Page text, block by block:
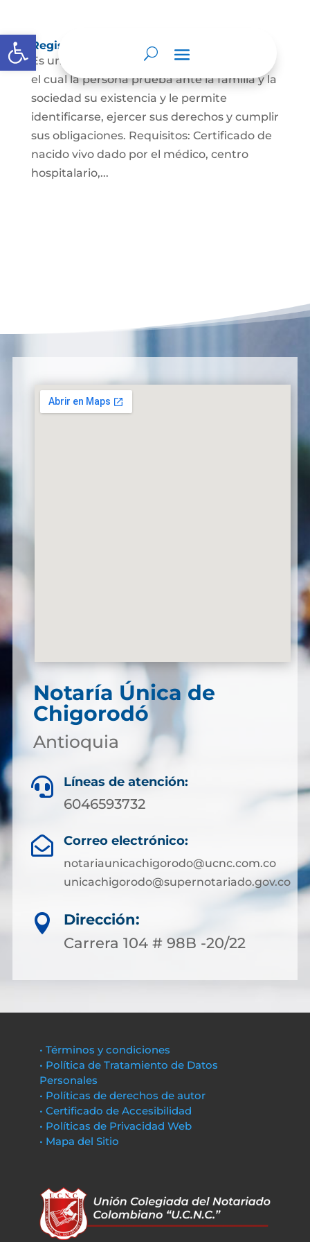
Abrir barra de herramientas
Registro Civil de Nacimiento
Es un documento indispensable mediante
el cual la persona prueba ante la familia y la
sociedad su existencia y le permite
identificarse, ejercer sus derechos y cumplir
sus obligaciones. Requisitos: Certificado de
nacido vivo dado por el médico, centro
hospitalario,...
Notaría Única de
Chigorodó
Antioquia
 Líneas de atención:
6046593732
 Correo electrónico:
notariaunicachigorodo@ucnc.com.co
unicachigorodo@supernotariado.gov.co

Dirección:
Carrera 104 # 98B -20/22
• Términos y condiciones
• Política de Tratamiento de Datos
Personales
• Políticas de derechos de autor
• Certificado de Accesibilidad
• Políticas de Privacidad Web
• Mapa del Sitio